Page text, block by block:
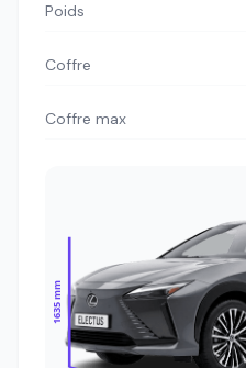
Poids
Coffre
Coffre max
1635 mm